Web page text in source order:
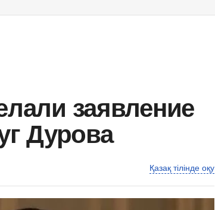
заявление
Дурова
Қазақ тілінде оқу